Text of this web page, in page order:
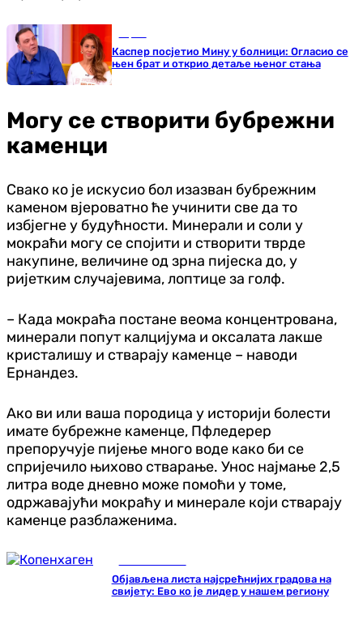
Каспер посјетио Мину у болници: Огласио се
њен брат и открио детаље њеног стања
Могу се створити бубрежни
каменци
Свако ко је искусио бол изазван бубрежним
каменом вјероватно ће учинити све да то
избјегне у будућности. Минерали и соли у
мокраћи могу се спојити и створити тврде
накупине, величине од зрна пијеска до, у
ријетким случајевима, лоптице за голф.
– Када мокраћа постане веома концентрована,
минерали попут калцијума и оксалата лакше
кристалишу и стварају каменце – наводи
Ернандез.
Ако ви или ваша породица у историји болести
имате бубрежне каменце, Пфледерер
препоручује пијење много воде како би се
спријечило њихово стварање. Унос најмање 2,5
литра воде дневно може помоћи у томе,
одржавајући мокраћу и минерале који стварају
каменце разблаженима.
Објављена листа најсрећнијих градова на
свијету: Ево ко је лидер у нашем региону